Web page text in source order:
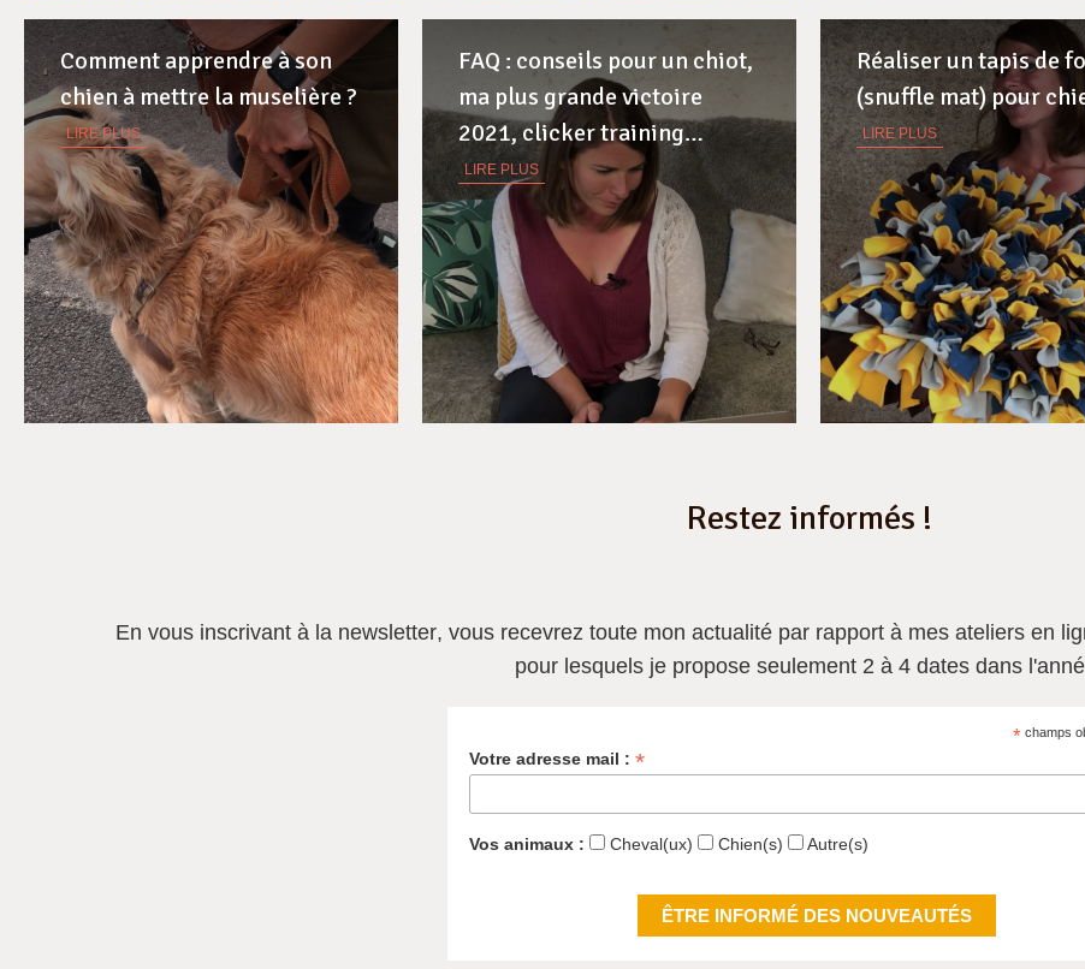
Comment apprendre à son
chien à mettre la muselière ?
LIRE PLUS
FAQ : conseils pour un chiot,
ma plus grande victoire
2021, clicker training…
LIRE PLUS
Réaliser un tapis de
(snuffle mat) pour
LIRE PLUS
Restez informés !
En vous inscrivant à la newsletter, vous recevrez toute mon actualitépar rapport à mes ateliers en
pour lesquels je propose seulement 2 à 4 dates dans
*champs
Votre adresse mail : *
Vos animaux : Cheval(ux) Chien(s) Autre(s)